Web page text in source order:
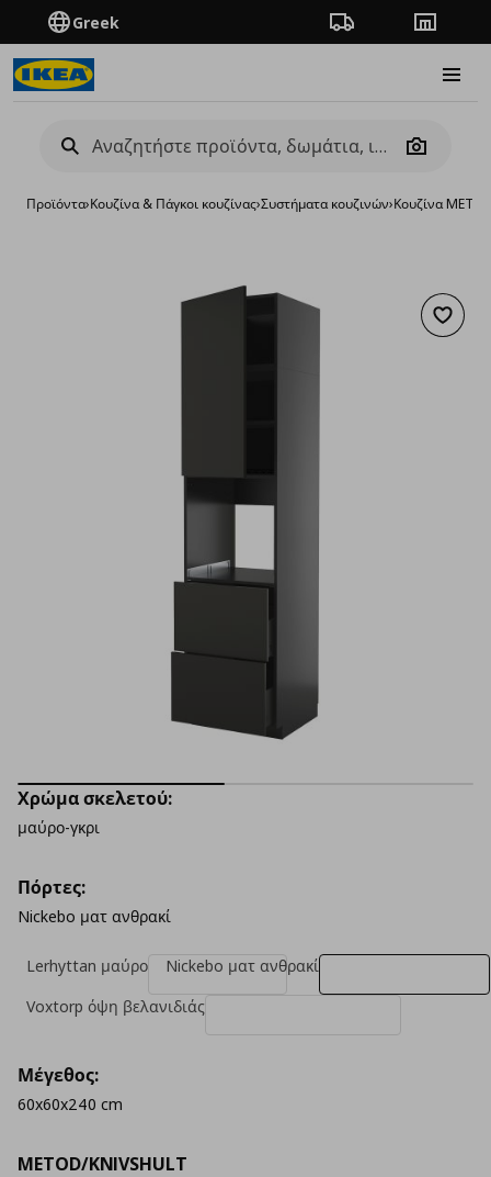
Greek Πορεία παραγγελίας
Camera
Προϊόντα›Κουζίνα & Πάγκοι κουζίνας›Συστήματα κουζινών›Κουζίνα
METOD/KNIVSHULT
Χρώμα σκελετού:
μαύρο-γκρι
Πόρτες:
Nickebo ματ ανθρακί
Lerhyttan μαύρο
Nickebo ματ ανθρακί
Voxtorp όψη βελανιδιάς
Μέγεθος:
60x60x240 cm